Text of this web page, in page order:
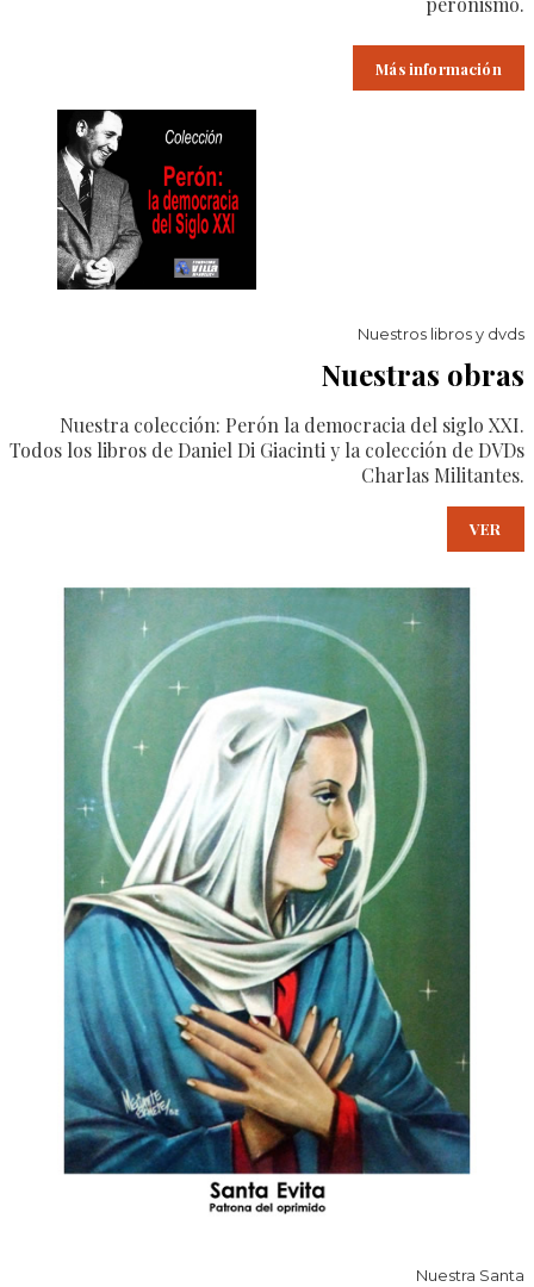
Más información
Nuestros libros y dvds
Nuestras obras
Nuestra colección: Perón la democracia del siglo XXI.
Todos los libros de Daniel Di Giacinti y la colección de DVDs
Charlas Militantes.
VER
Nuestra Santa